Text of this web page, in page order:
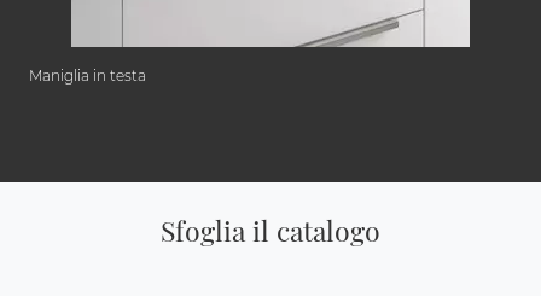
Maniglia in testa
Sfoglia il catalogo